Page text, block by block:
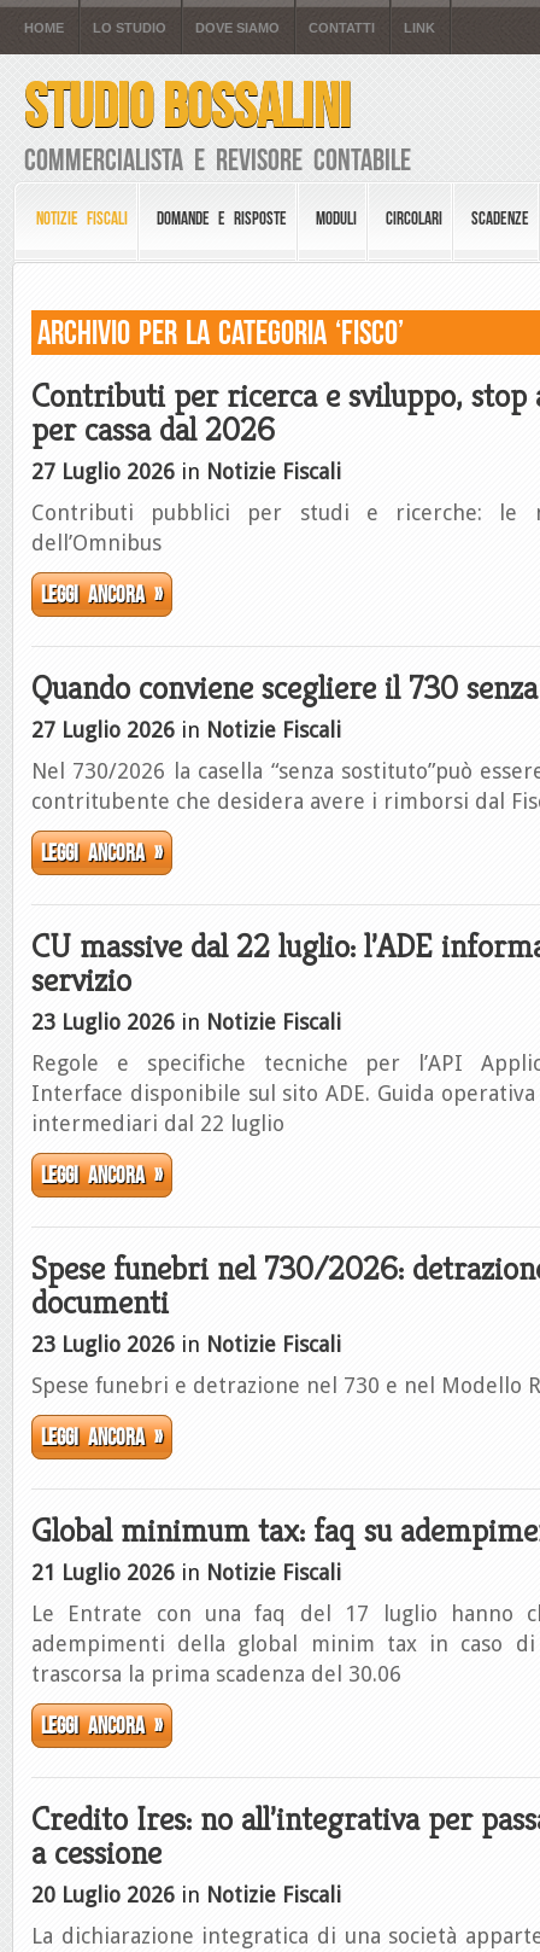
HOME LO STUDIO DOVE SIAMO CONTATTI LINK
STUDIO BOSSALINI
Commercialista e Revisore Contabile
NOTIZIE FISCALI DOMANDE E RISPOSTE MODULI CIRCOLARI SCADENZE
Archivio per la Categoria ‘FISCO’
Contributi per ricerca e sviluppo, stop
per cassa dal 2026
27 Luglio 2026 in Notizie Fiscali
Contributi pubblici per studi e ricerche: le
dell’Omnibus
Leggi ancora »
Quando conviene scegliere il 730
27 Luglio 2026 in Notizie Fiscali
Nel 730/2026 la casella “senza sostituto”può
contritubente che desidera avere i rimborsi dal
Leggi ancora »
CU massive dal 22 luglio: l’ADE
servizio
23 Luglio 2026 in Notizie Fiscali
Regole e specifiche tecniche per l’API
Interface disponibile sul sito ADE. Guida
intermediari dal 22 luglio
Leggi ancora »
Spese funebri nel 730/2026:
documenti
23 Luglio 2026 in Notizie Fiscali
Spese funebri e detrazione nel 730 e nel Modello
Leggi ancora »
Global minimum tax: faq su
21 Luglio 2026 in Notizie Fiscali
Le Entrate con una faq del 17 luglio hanno
adempimenti della global minim tax in caso
trascorsa la prima scadenza del 30.06
Leggi ancora »
Credito Ires: no all’integrativa per
a cessione
20 Luglio 2026 in Notizie Fiscali
La dichiarazione integratica di una società